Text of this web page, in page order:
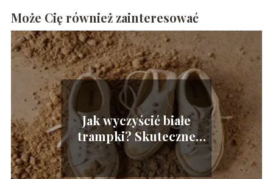
Może Cię również zainteresować
Jak wyczyścić białe
trampki? Skuteczne
sposoby na czystość